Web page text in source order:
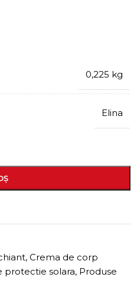
0,225 kg
Elina
, Crema de corp
protectie solara, Produse